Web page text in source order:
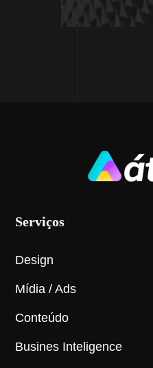
Serviços
Design
Mídia / Ads
Conteúdo
Busines Inteligence